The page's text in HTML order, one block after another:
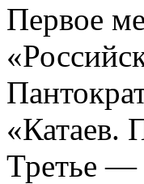
Первое
«Катаев.
Третье —